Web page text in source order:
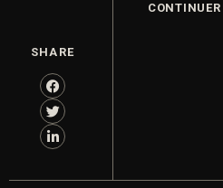
SHARE